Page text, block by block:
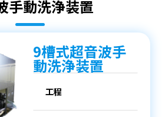
手動洗浄装置
9槽式超音波手
動洗浄装置
工程